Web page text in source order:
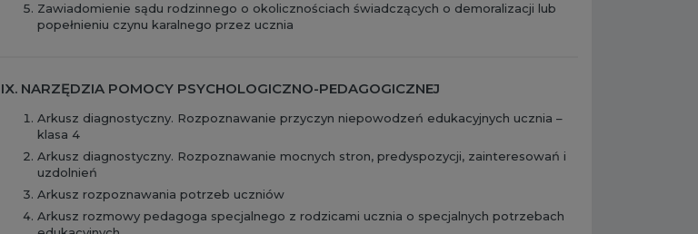
Zawiadomienie sądu rodzinnego o okolicznościach świadczących o demoralizacji lub
popełnieniu czynu karalnego przez ucznia
IX. NARZĘDZIA POMOCY PSYCHOLOGICZNO-PEDAGOGICZNEJ
Arkusz diagnostyczny. Rozpoznawanie przyczyn niepowodzeń edukacyjnych ucznia –
klasa 4
Arkusz diagnostyczny. Rozpoznawanie mocnych stron, predyspozycji, zainteresowań i
uzdolnień
Arkusz rozpoznawania potrzeb uczniów
Arkusz rozmowy pedagoga specjalnego z rodzicami ucznia o specjalnych potrzebach